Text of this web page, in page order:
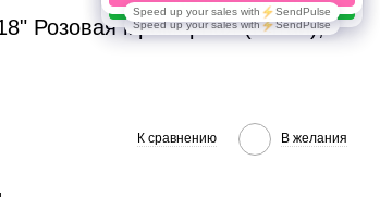
Розовая мраморная (Китай),
К сравнению В желания